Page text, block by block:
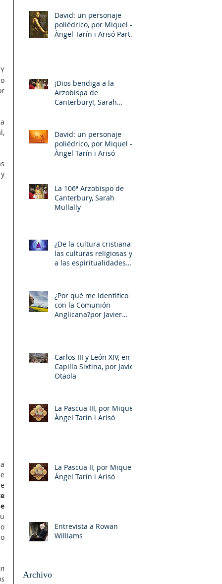
David: un personaje
poliédrico, por Miquel –
Àngel Tarín i Arisó Parte
¡Dios bendiga a la
Arzobispa de
Canterbury!, Sarah
David: un personaje
poliédrico, por Miquel –
Àngel Tarín i Arisó
La 106ª Arzobispo de
Canterbury, Sarah
Mullally
¿De la cultura cristiana a
las culturas religiosas y
a las espiritualidades
¿Por qué me identifico
con la Comunión
Anglicana?por Javier
Carlos III y León XIV, en la
Capilla Sixtina, por Javier
Otaola
La Pascua III, por Miquel-
Àngel Tarín i Arisó
La Pascua II, por Miquel-
Ángel Tarín i Arisó
Entrevista a Rowan
Williams
Archivo